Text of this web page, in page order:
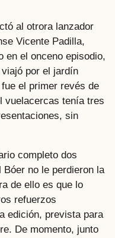
al otrora lanzador
Vicente Padilla,
en el onceno episodio,
por el jardín
el primer revés de
vuelacercas tenía tres
sin
completo dos
no le perdieron la
de ello es que lo
refuerzos
edición, prevista para
De momento, junto